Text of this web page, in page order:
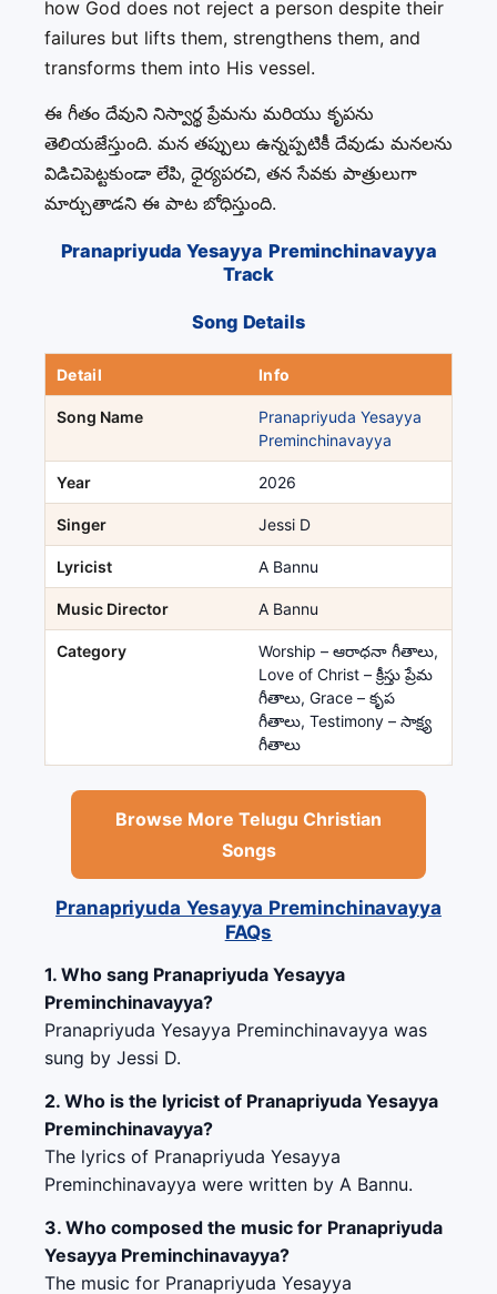
how God does not reject a person despite their
failures but lifts them, strengthens them, and
transforms them into His vessel.
ఈ గీతం దేవుని నిస్వార్థ ప్రేమను మరియు కృపను
తెలియజేస్తుంది. మన తప్పులు ఉన్నప్పటికీ దేవుడు మనలను
విడిచిపెట్టకుండా లేపి, ధైర్యపరచి, తన సేవకు పాత్రులుగా
మార్చుతాడని ఈ పాట బోధిస్తుంది.
Pranapriyuda Yesayya Preminchinavayya
Track
Song Details
Detail Info
Song Name
Pranapriyuda Yesayya
Preminchinavayya
Year 2026
Singer Jessi D
Lyricist A Bannu
Music Director A Bannu
Category
Worship – ఆరాధనా గీతాలు,
Love of Christ – క్రీస్తు ప్రేమ
గీతాలు, Grace – కృప
గీతాలు, Testimony – సాక్ష్య
గీతాలు
Browse More Telugu Christian
Songs
Pranapriyuda Yesayya Preminchinavayya
FAQs
1. Who sang Pranapriyuda Yesayya
Preminchinavayya?
Pranapriyuda Yesayya Preminchinavayya was
sung by Jessi D.
2. Who is the lyricist of Pranapriyuda Yesayya
Preminchinavayya?
The lyrics of Pranapriyuda Yesayya
Preminchinavayya were written by A Bannu.
3. Who composed the music for Pranapriyuda
Yesayya Preminchinavayya?
The music for Pranapriyuda Yesayya